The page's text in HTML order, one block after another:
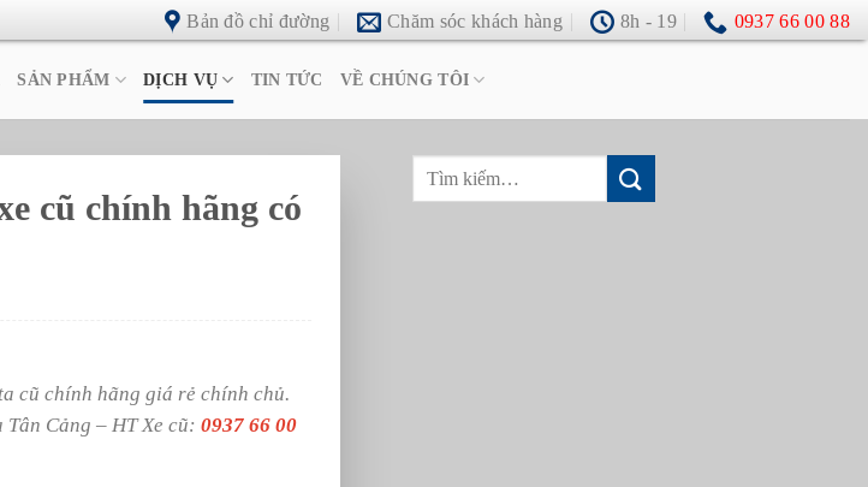
Bản đồ chỉ đường Chăm sóc khách hàng 8h - 19 0937 66 00 88
SẢN PHẨM DỊCH VỤ TIN TỨC VỀ CHÚNG TÔI
cũ chính hãng có
cũ chính hãng giá rẻ chính chủ.
Cảng – HT Xe cũ: 0937 66 00